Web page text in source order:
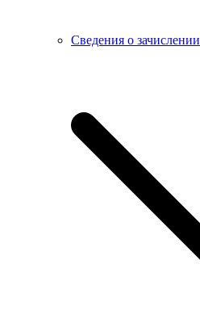
Сведения о зачислении